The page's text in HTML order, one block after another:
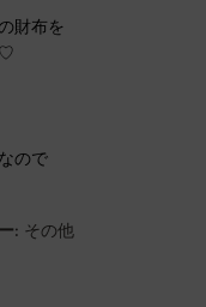
財布を
♡
ので
: その他